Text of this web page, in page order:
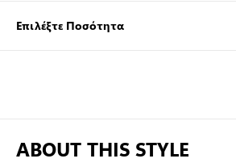
Επιλέξτε Ποσότητα
ABOUT THIS STYLE